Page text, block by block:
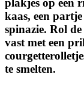
plakjes op een
kaas, een
spinazie. Rol
vast met een
te smelten.